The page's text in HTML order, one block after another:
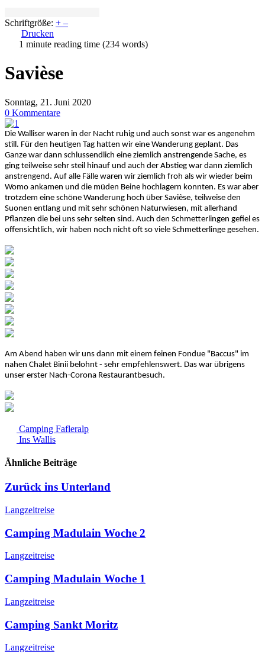
Schriftgröße: + –
Drucken
1 minute reading time (234 words)
Savièse
Sonntag, 21. Juni 2020
0 Kommentare
Die Walliser waren in der Nacht ruhig und auch sonst war es angenehm
still. Für den heutigen Tag hatten wir eine Wanderung geplant. Das
Ganze war dann schlussendlich eine ziemlich anstrengende Sache, es
ging teilweise sehr steil hinauf und auch der Abstieg war dann ziemlich
anstrengend. Auf alle Fälle waren wir ziemlich froh als wir wieder beim
Womo ankamen und die müden Beine hochlagern konnten. Es war aber
trotzdem eine schöne Wanderung hoch über Savièse, teilweise den
Suonen entlang und mit sehr schönen Naturwiesen, mit allerhand
Pflanzen die bei uns sehr selten sind. Auch den Schmetterlingen gefiel es
offensichtlich, wir haben noch nicht oft so viele Schmetterlinge gesehen.
Am Abend haben wir uns dann mit einem feinen Fondue "Baccus" im
nahen Chalet Binii belohnt - sehr empfehlenswert. Das war übrigens
unser erster Nach-Corona Restaurantbesuch.
Camping Fafleralp
Ins Wallis
Ähnliche Beiträge
Zurück ins Unterland
Langzeitreise
Camping Madulain Woche 2
Langzeitreise
Camping Madulain Woche 1
Langzeitreise
Camping Sankt Moritz
Langzeitreise